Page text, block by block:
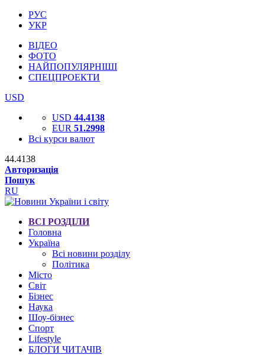
РУС
УКР
ВІДЕО
ФОТО
НАЙПОПУЛЯРНІШІ
СПЕЦПРОЕКТИ
USD
USD 44.4138
EUR 51.2998
Всі курси валют
44.4138
Авторизація
Пошук
RU
ВСІ РОЗДІЛИ
Головна
Україна
Всі новини розділу
Політика
Місто
Світ
Бізнес
Наука
Шоу-бізнес
Спорт
Lifestyle
БЛОГИ ЧИТАЧІВ